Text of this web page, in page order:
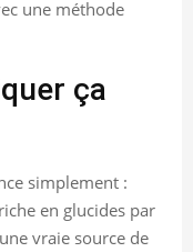
une méthode
ça
simplement :
en glucides par
vraie source de